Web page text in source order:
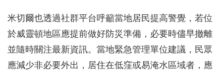
米切爾也透過社群平台呼籲當地居民提高警覺，若位
於威靈頓地區應提前做好防災準備，必要時儘早撤離
並隨時關注最新資訊。當地緊急管理單位建議，民眾
應減少非必要外出，居住在低窪或易淹水區域者，應